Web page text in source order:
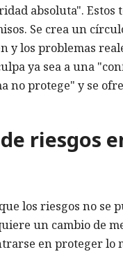
absoluta".
Se crea un
y los problemas
ya sea a una
no protege" y se
riesgos
los riesgos no se
un cambio de
en proteger lo